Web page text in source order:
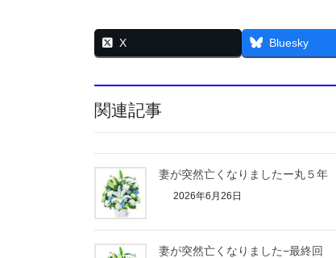
X Bluesky
関連記事
妻が突然亡くなりましたー丸５年
2026年6月26日
妻が突然亡くなりました−最終回